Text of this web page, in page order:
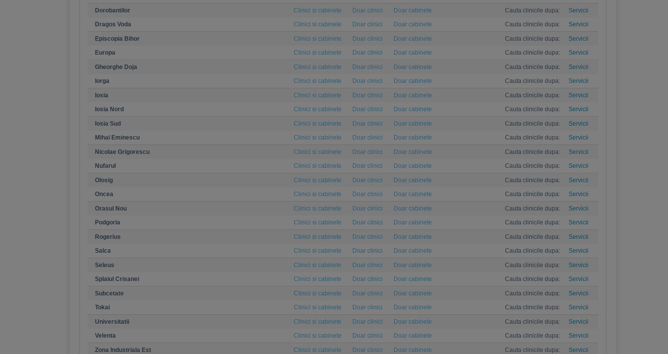
Dorobantilor Clinici si cabinete Doar clinici Doar cabinete Servicii
Cauta clinicile dupa:
Dragos Voda
Clinici si cabinete Doar clinici Doar cabinete Servicii
Cauta clinicile dupa:
Episcopia Bihor Clinici si cabinete Doar clinici Doar cabinete Servicii
Cauta clinicile dupa:
Europa
Clinici si cabinete Doar clinici Doar cabinete Servicii
Cauta clinicile dupa:
Gheorghe Doja Clinici si cabinete Doar clinici Doar cabinete Servicii
Cauta clinicile dupa:
Iorga
Clinici si cabinete Doar clinici Doar cabinete Servicii
Cauta clinicile dupa:
Iosia Clinici si cabinete Doar clinici Doar cabinete Servicii
Cauta clinicile dupa:
Iosia Nord
Clinici si cabinete Doar clinici Doar cabinete Servicii
Cauta clinicile dupa:
Iosia Sud Clinici si cabinete Doar clinici Doar cabinete Servicii
Cauta clinicile dupa:
Mihai Eminescu
Clinici si cabinete Doar clinici Doar cabinete Servicii
Cauta clinicile dupa:
Nicolae Grigorescu Clinici si cabinete Doar clinici Doar cabinete Servicii
Cauta clinicile dupa:
Nufarul
Clinici si cabinete Doar clinici Doar cabinete Servicii
Cauta clinicile dupa:
Olosig Clinici si cabinete Doar clinici Doar cabinete Servicii
Cauta clinicile dupa:
Oncea
Clinici si cabinete Doar clinici Doar cabinete Servicii
Cauta clinicile dupa:
Orasul Nou Clinici si cabinete Doar clinici Doar cabinete Servicii
Cauta clinicile dupa:
Podgoria
Clinici si cabinete Doar clinici Doar cabinete Servicii
Cauta clinicile dupa:
Rogerius Clinici si cabinete Doar clinici Doar cabinete Servicii
Cauta clinicile dupa:
Salca
Clinici si cabinete Doar clinici Doar cabinete Servicii
Cauta clinicile dupa:
Seleus Clinici si cabinete Doar clinici Doar cabinete Servicii
Cauta clinicile dupa:
Splaiul Crisanei
Clinici si cabinete Doar clinici Doar cabinete Servicii
Cauta clinicile dupa:
Subcetate Clinici si cabinete Doar clinici Doar cabinete Servicii
Cauta clinicile dupa:
Tokai
Clinici si cabinete Doar clinici Doar cabinete Servicii
Cauta clinicile dupa:
Universitatii Clinici si cabinete Doar clinici Doar cabinete Servicii
Cauta clinicile dupa:
Velenta
Clinici si cabinete Doar clinici Doar cabinete Servicii
Cauta clinicile dupa:
Zona Industriala Est Clinici si cabinete Doar clinici Doar cabinete Servicii
Cauta clinicile dupa: